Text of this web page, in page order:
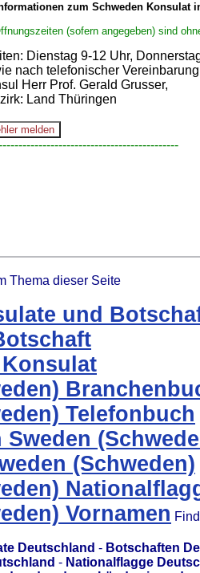
zum Schweden Konsulat
(sofern angegeben) sind
Dienstag 9-12 Uhr,
nach telefonischer
Herr Prof. Gerald Grusser,
Land Thüringen
Thema dieser Seite
und
Telefonbuch
(Schweden)
Vornamen
Deutschland - Botschaften
- Nationalflagge